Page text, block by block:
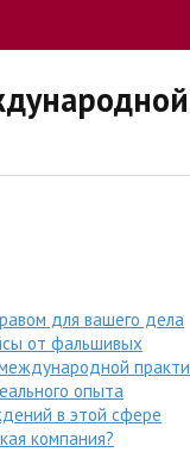
для вашего дела
от фальшивых
опыта
в этой сфере
компания?